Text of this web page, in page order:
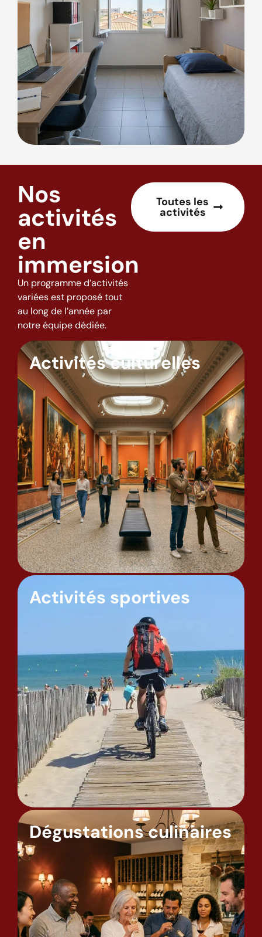
Nos
activités
en
immersion
Un programme d’activités
variées est proposé tout
au long de l’année par
notre équipe dédiée.
Toutes les
activités
Activités culturelles
Activités sportives
Dégustations culinaires